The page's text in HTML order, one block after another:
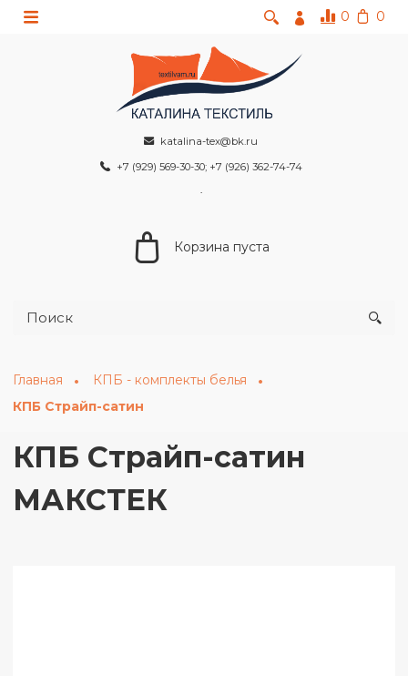
0 0
katalina-tex@bk.ru
+7 (929) 569-30-30; +7 (926) 362-74-74
Корзина пуста
Главная
КПБ - комплекты белья
КПБ Страйп-сатин
КПБ Страйп-сатин
МАКСТЕК